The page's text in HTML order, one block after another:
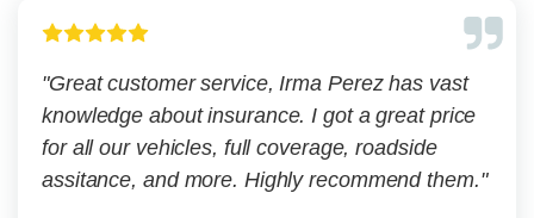
"Great customer service, Irma Perez has vast
knowledge about insurance. I got a great price
for all our vehicles, full coverage, roadside
assitance, and more. Highly recommend them."